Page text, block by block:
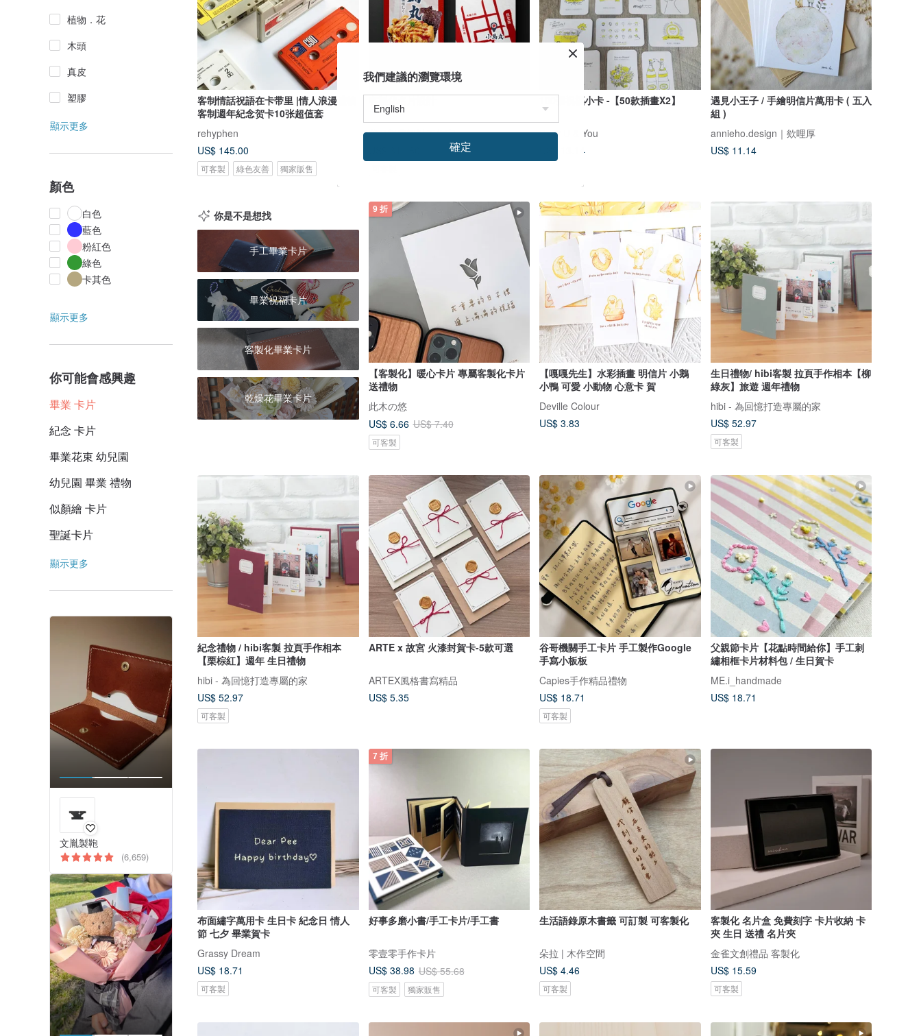
植物．花
木頭
真皮
塑膠
顯示更多
顏色
白色
藍色
粉紅色
綠色
卡其色
顯示更多
你可能會感興趣
畢業 卡片
紀念 卡片
畢業花束 幼兒園
幼兒園 畢業 禮物
似顏繪 卡片
聖誕卡片
顯示更多
文胤製鞄
(6,659)
客制情話祝語在卡带里 |情人浪漫禮物
客制週年紀念贺卡10张超值套
rehyphen
US$ 145.00
可客製 綠色友善 獨家販售
谷月視覺設計工作室
100張祝福小卡 -【50款插畫X2】
Dear U & You
US$ 13.14
遇見小王子 / 手繪明信片萬用卡 ( 五入
組 )
annieho.design｜欸哩厚
US$ 11.14
你是不是想找
手工畢業卡片
畢業祝福卡片
客製化畢業卡片
乾燥花畢業卡片
9 折
【客製化】暖心卡片 專屬客製化卡片
送禮物
此木の悠
US$ 6.66 US$ 7.40
可客製
【嘎嘎先生】水彩插畫 明信片 小鵝
小鴨 可愛 小動物 心意卡 賀
Deville Colour
US$ 3.83
生日禮物/ hibi客製 拉頁手作相本【柳
綠灰】旅遊 週年禮物
hibi - 為回憶打造專屬的家
US$ 52.97
可客製
紀念禮物 / hibi客製 拉頁手作相本
【栗棕紅】週年 生日禮物
hibi - 為回憶打造專屬的家
US$ 52.97
可客製
ARTE x 故宮 火漆封賀卡-5款可選
ARTEX風格書寫精品
US$ 5.35
谷哥機關手工卡片 手工製作Google
手寫小板板
Capies手作精品禮物
US$ 18.71
可客製
父親節卡片【花點時間給你】手工刺
繡相框卡片材料包 / 生日賀卡
ME.i_handmade
US$ 18.71
布面繡字萬用卡 生日卡 紀念日 情人
節 七夕 畢業賀卡
Grassy Dream
US$ 18.71
可客製
7 折
好事多磨小書/手工卡片/手工書
零壹零手作卡片
US$ 38.98 US$ 55.68
可客製 獨家販售
生活語錄原木書籤 可訂製 可客製化
朵拉 | 木作空間
US$ 4.46
可客製
客製化 名片盒 免費刻字 卡片收納 卡
夾 生日 送禮 名片夾
金雀文創禮品 客製化
US$ 15.59
可客製
我們建議的瀏覽環境
確定